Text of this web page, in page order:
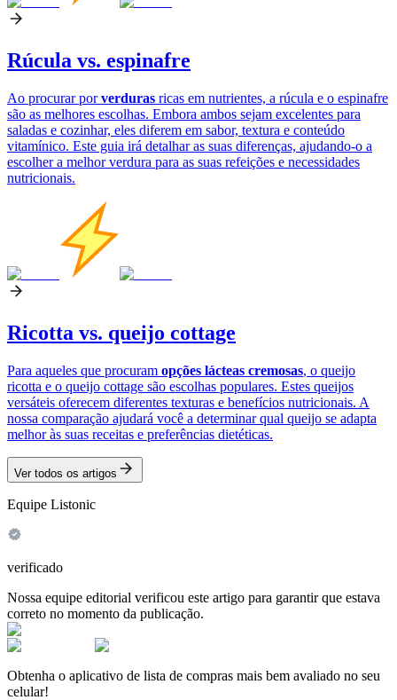
Rúcula vs. espinafre
Ao procurar porverduras ricas em nutrientes, a rúcula e o espinafre
são as melhores escolhas. Embora ambos sejam excelentes para
saladas e cozinhar, eles diferem em sabor, textura e conteúdo
vitamínico. Este guia irá detalhar as suas diferenças, ajudando-o a
escolher a melhor verdura para as suas refeições e necessidades
nutricionais.
Ricotta vs. queijo cottage
Para aqueles que procuram opções lácteas cremosas, o queijo
ricotta e o queijo cottage são escolhas populares. Estes queijos
versáteis oferecem diferentes texturas e benefícios nutricionais. A
nossa comparação ajudará você a determinar qual queijo se adapta
melhor às suas receitas e preferências dietéticas.
Ver todos os artigos
Equipe Listonic
verificado
Nossa equipe editorial verificou este artigo para garantir que estava
correto no momento da publicação.
Obtenha o aplicativo de lista de compras mais bem avaliado no seu
celular!